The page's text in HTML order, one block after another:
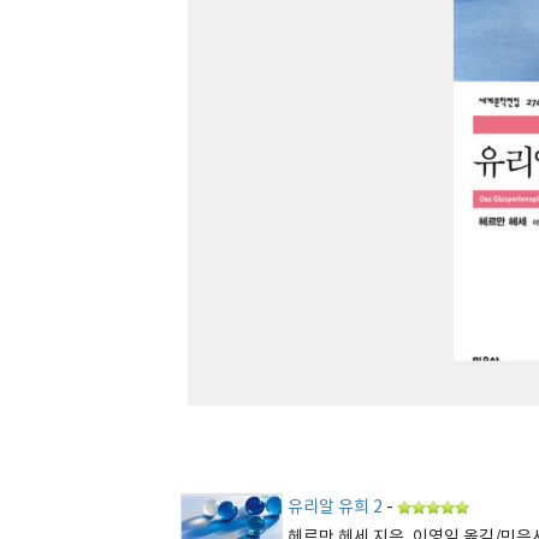
유리알 유희 2 -